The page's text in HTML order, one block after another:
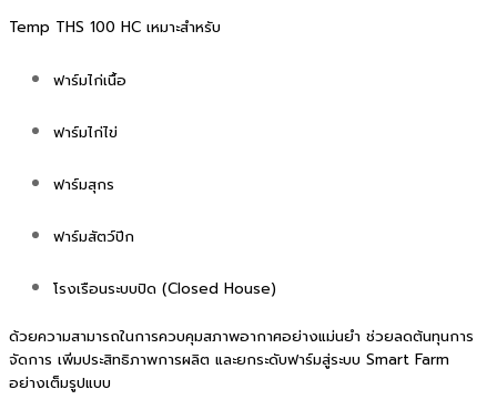
Temp THS 100 HC เหมาะสำหรับ
ฟาร์มไก่เนื้อ
ฟาร์มไก่ไข่
ฟาร์มสุกร
ฟาร์มสัตว์ปีก
โรงเรือนระบบปิด (Closed House)
ด้วยความสามารถในการควบคุมสภาพอากาศอย่างแม่นยำ ช่วยลดต้นทุนการ
จัดการ เพิ่มประสิทธิภาพการผลิต และยกระดับฟาร์มสู่ระบบ Smart Farm
อย่างเต็มรูปแบบ